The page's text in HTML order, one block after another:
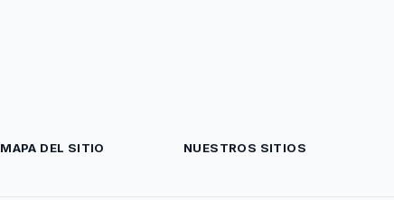
MAPA DEL SITIO NUESTROS SITIOS